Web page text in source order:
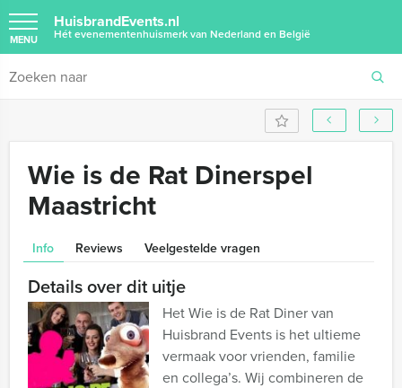
HuisbrandEvents.nl
Hét evenementenhuismerk van Nederland en België
MENU
Wie is de Rat Dinerspel
Maastricht
Info Reviews Veelgestelde vragen
Details over dit uitje
Het Wie is de Rat Diner van
Huisbrand Events is het ultieme
vermaak voor vrienden, familie
en collega’s. Wij combineren de